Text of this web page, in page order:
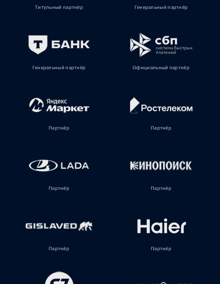
Титульный партнёр Генеральный партнёр
Генеральный партнёр Официальный партнёр
Партнёр Партнёр
Партнёр Партнёр
Партнёр Партнёр